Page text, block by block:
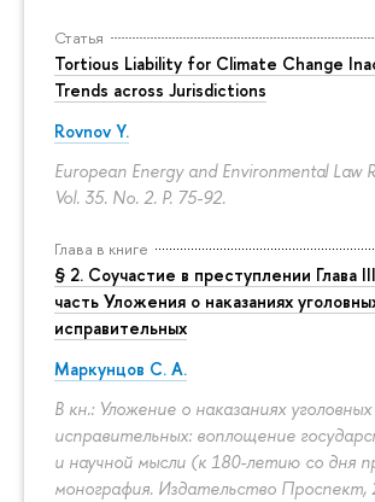
Статья
Tortious Liability for Climate Change
Trends across Jurisdictions
Rovnov Y.
European Energy and Environmental Law
Vol. 35. No. 2. P. 75-92.
Глава в книге
§ 2. Соучастие в преступлении Глава
часть Уложения о наказаниях
исправительных
Маркунцов С. А.
В кн.: Уложение о наказаниях
исправительных: воплощение
и научной мысли (к 180-летию со дня
монография. Издательство Проспект,